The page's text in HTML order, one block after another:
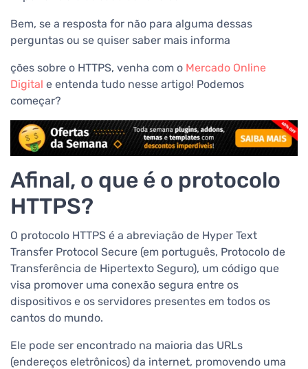
Bem, se a resposta for não para alguma dessas
perguntas ou se quiser saber mais informa
ções sobre o HTTPS, venha com o Mercado Online
Digital e entenda tudo nesse artigo! Podemos
começar?
Afinal, o que é o protocolo
HTTPS?
O protocolo HTTPS é a abreviação de Hyper Text
Transfer Protocol Secure (em português, Protocolo de
Transferência de Hipertexto Seguro), um código que
visa promover uma conexão segura entre os
dispositivos e os servidores presentes em todos os
cantos do mundo.
Ele pode ser encontrado na maioria das URLs
(endereços eletrônicos) da internet, promovendo uma